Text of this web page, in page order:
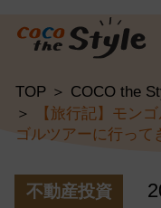
TOP COCO the
【旅行記】モン
ゴルツアーに行って
不動産投資